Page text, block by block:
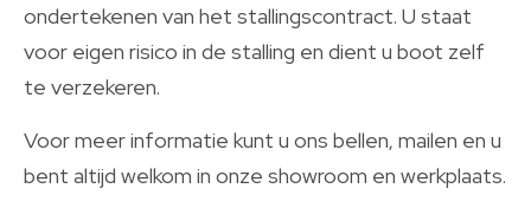
ondertekenen van het stallingscontract. U staat
voor eigen risico in de stalling en dient u boot zelf
te verzekeren.
Voor meer informatie kunt u ons bellen, mailen en u
bent altijd welkom in onze showroom en werkplaats.